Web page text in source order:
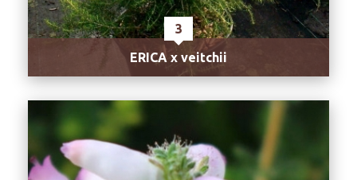
3
ERICA x veitchii